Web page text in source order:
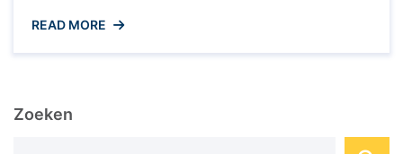
wereld. Het stelt huiseigenaren in staat om hun
woningen te automatiseren en te controleren met
cruciale rol bij het ...
READ MORE
Zoeken